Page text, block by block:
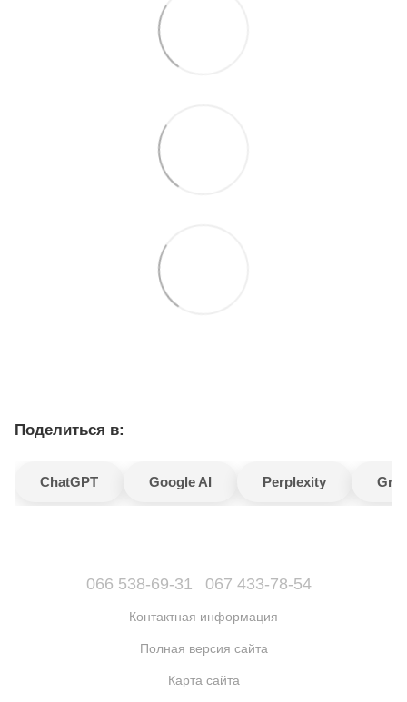
Поделиться в:
ChatGPT Google AI Perplexity
066 538-69-31 067 433-78-54
Контактная информация
Полная версия сайта
Карта сайта